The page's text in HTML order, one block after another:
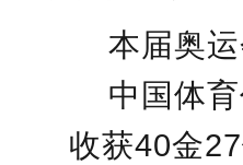
本届奥
中国体
收获40金